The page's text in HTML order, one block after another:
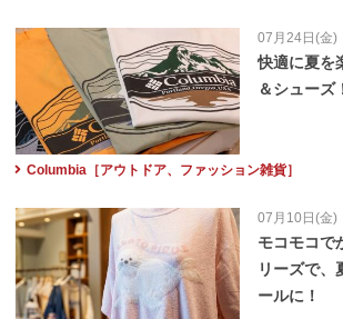
07月24日(金)
快適に夏を
＆シューズ
Columbia［アウトドア、ファッション雑貨］
07月10日(金)
モコモコで
リーズで、
ールに！